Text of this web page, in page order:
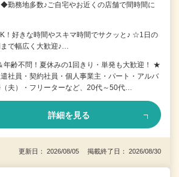
務地多数♪ご自宅やお近くの店舗で間時間に
！好きな時間やスキマ時間でサクッと♪ ☆1日の
で幅広く大歓迎♪…
年齢不問！夏休みの1回きり・単発も大歓迎！ ★
社員・契約社員・個人事業主・パート・アルバ
夫）・フリーターなど、20代～50代…
詳細を見る
更新日： 2026/08/05 掲載終了日： 2026/08/30